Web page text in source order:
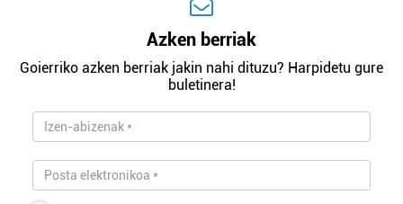
Azken berriak
Goierriko azken berriak jakin nahi dituzu? Harpidetu gure
buletinera!